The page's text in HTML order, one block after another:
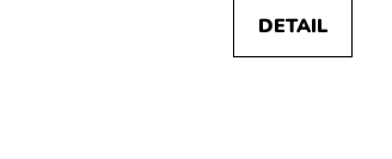
DETAIL